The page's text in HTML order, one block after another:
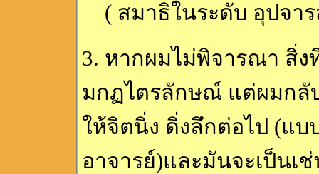
( สมาธิในระดับ อุปจา
3. หากผมไม่พิจารณา สิ่ง
มกฏไตรลักษณ์ แต่ผมกลั
ให้จิตนิ่ง ดิ่งลึกต่อไป (แบ
อาจารย์)และมันจะเป็นเ